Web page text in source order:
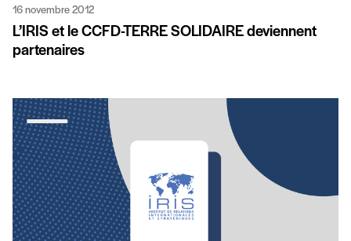
16 novembre 2012
L’IRIS et le CCFD-TERRE SOLIDAIRE deviennent
partenaires